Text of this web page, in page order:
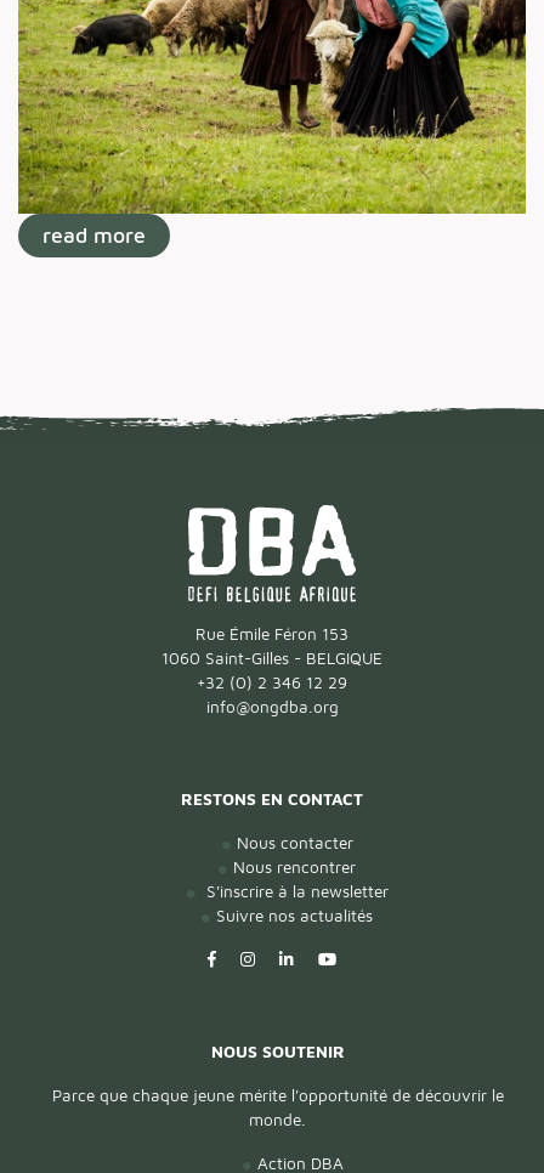
read more
Rue Émile Féron 153
1060 Saint-Gilles - BELGIQUE
+32 (0) 2 346 12 29
info@ongdba.org
RESTONS EN CONTACT
Nous contacter
Nous rencontrer
S'inscrire à la newsletter
Suivre nos actualités
NOUS SOUTENIR
Parce que chaque jeune mérite l'opportunité de découvrir le
monde.
Action DBA